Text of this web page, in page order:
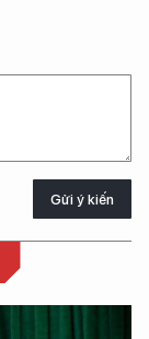
Gửi ý kiến